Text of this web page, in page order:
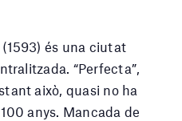
és una ciutat
“Perfecta”,
això, quasi no ha
anys. Mancada de